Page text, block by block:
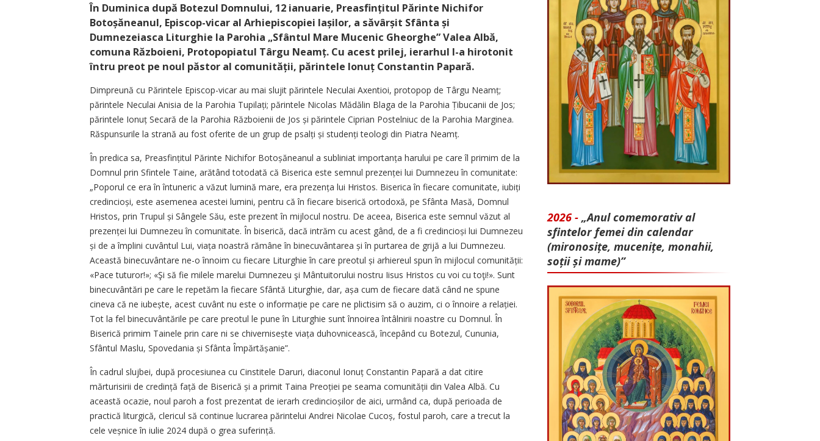
În Duminica după Botezul Domnului, 12 ianuarie, Preasfințitul Părinte Nichifor
Botoșă­neanul, Episcop-vicar al Arhiepiscopiei Iașilor, a săvârșit Sfânta și
Dumnezeiasca Liturghie la Parohia „Sfântul Mare Mucenic Gheorghe” Valea Albă,
comuna Războieni, Protopopiatul Târgu Neamț. Cu acest prilej, ierarhul l-a hirotonit
întru preot pe noul păstor al comu­nității, părintele Ionuț Constantin Papară.
Dimpreună cu Părintele Episcop-vicar au mai slujit părintele Neculai Axentioi, protopop de Târgu Neamț;
părintele Neculai Anisia de la Parohia Tupilați; părintele Nicolas Mădălin Blaga de la Parohia Țibucanii de Jos;
părintele Ionuț Secară de la Parohia Războienii de Jos și părintele Ciprian Postelniuc de la Parohia Marginea.
Răspunsurile la strană au fost oferite de un grup de psalți și studenți teologi din Piatra Neamț.
În predica sa, Preasfințitul Părinte Nichifor Botoșăneanul a subliniat importanța harului pe care îl primim de la
Domnul prin Sfintele Taine, arătând totodată că Biserica este semnul prezenței lui Dumnezeu în comunitate:
„Poporul ce era în întuneric a văzut lumină mare, era prezența lui Hristos. Biserica în fiecare comunitate, iubiți
credincioși, este asemenea acestei lumini, pentru că în fiecare biserică ortodoxă, pe Sfânta Masă, Domnul
Hristos, prin Trupul și Sângele Său, este prezent în mijlocul nostru. De aceea, Biserica este semnul văzut al
prezenței lui Dumnezeu în comunitate. În biserică, dacă intrăm cu acest gând, de a fi credincioși lui Dumnezeu
și de a împlini cuvântul Lui, viața noastră rămâne în binecuvântarea și în purtarea de grijă a lui Dumnezeu.
Această binecuvântare ne-o înnoim cu fiecare Liturghie în care preotul și arhiereul spun în mijlocul comunității:
«Pace tuturor!»; «Şi să fie milele marelui Dumnezeu şi Mântuitorului nostru Iisus Hristos cu voi cu toţi!». Sunt
binecuvântări pe care le repetăm la fiecare Sfântă Liturghie, dar, așa cum de fiecare dată când ne spune
cineva că ne iubește, acest cuvânt nu este o informație pe care ne plictisim să o auzim, ci o înnoire a relației.
Tot la fel binecuvântările pe care preotul le pune în Liturghie sunt înnoirea întâlnirii noastre cu Domnul. În
Biserică primim Tainele prin care ni se chivernisește viața duhovnicească, începând cu Botezul, Cununia,
Sfântul Maslu, Spovedania și Sfânta Împărtășanie”.
În cadrul slujbei, după procesiunea cu Cinstitele Daruri, diaconul Ionuț Constantin Papară a dat citire
mărturisirii de credință față de Biserică și a primit Taina Preoției pe seama comunității din Valea Albă. Cu
această ocazie, noul paroh a fost prezentat de ierarh credin­cioșilor de aici, urmând ca, după perioada de
practică liturgică, clericul să continue lucrarea părintelui Andrei Nicolae Cucoș, fostul paroh, care a trecut la
cele veșnice în iulie 2024 după o grea suferință.
2026 - „Anul comemorativ al
sfintelor femei din calendar
(mironosițe, mu­cenițe, monahii,
soții și mame)”